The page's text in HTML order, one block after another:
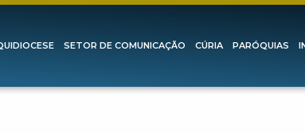
SETOR DE COMUNICAÇÃO CÚRIA PARÓQUIAS